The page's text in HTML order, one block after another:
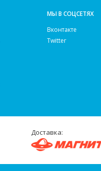
МЫ В СОЦСЕТЯХ
Вконтакте
Twitter
Доставка: